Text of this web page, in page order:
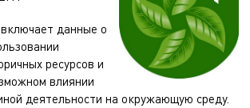
данные о
ресурсов и
влиянии
деятельности на окружающую среду.